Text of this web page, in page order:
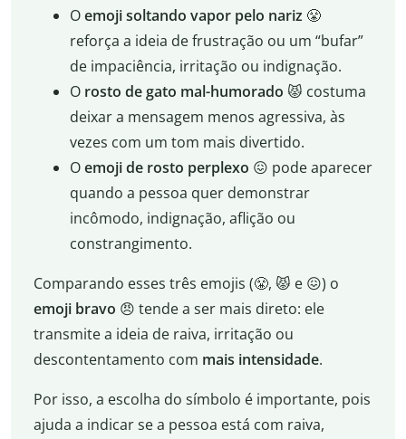
Oemoji soltando vapor pelo nariz😤
reforça a ideia de frustração ou um “bufar”
de impaciência, irritação ou indignação.
O rosto de gato mal-humorado 😾 costuma
deixar a mensagem menos agressiva, às
vezes com um tom mais divertido.
Oemoji de rosto perplexo 😖 pode aparecer
quando a pessoa quer demonstrar
incômodo, indignação, aflição ou
constrangimento.
Comparando esses três emojis (😤, 😾 e 😖) o
emoji bravo 😠 tende a ser mais direto: ele
transmite a ideia de raiva, irritação ou
descontentamento com mais intensidade.
Por isso, a escolha do símbolo é importante, pois
ajuda a indicar se a pessoa está com raiva,